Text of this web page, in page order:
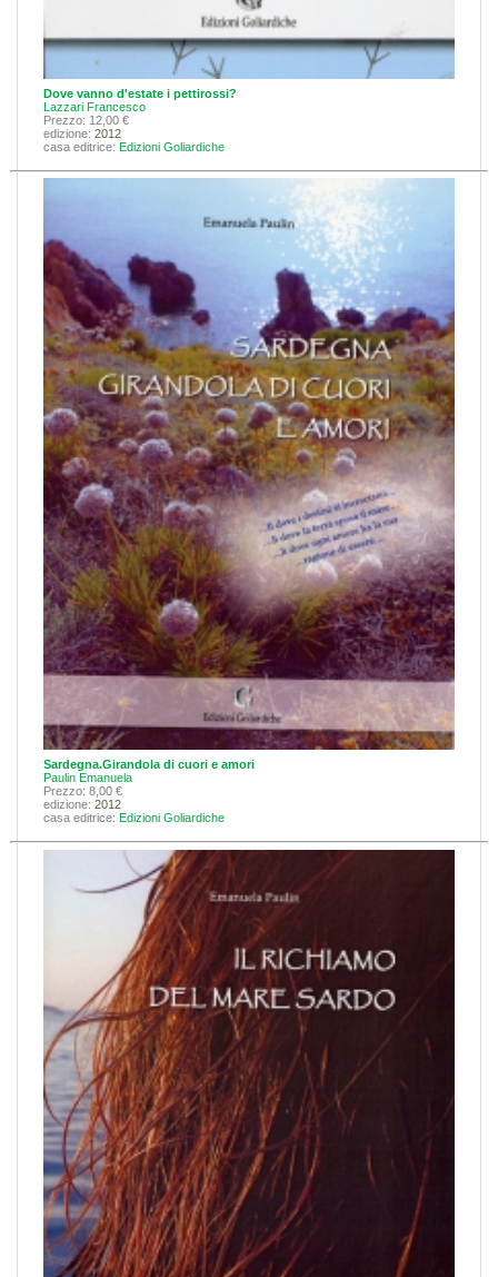
Dove vanno d'estate i pettirossi?
Lazzari Francesco
Prezzo: 12,00 €
edizione: 2012
casa editrice: Edizioni Goliardiche
Sardegna.Girandola di cuori e amori
Paulin Emanuela
Prezzo: 8,00 €
edizione: 2012
casa editrice: Edizioni Goliardiche